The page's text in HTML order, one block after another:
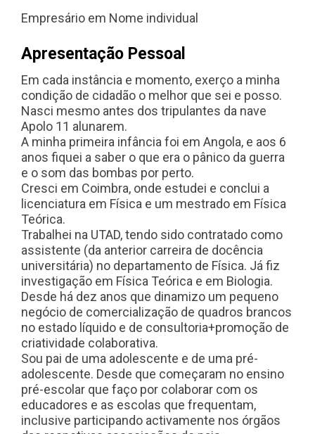
Empresário em Nome individual
Apresentação Pessoal
Em cada instância e momento, exerço a minha
condição de cidadão o melhor que sei e posso.
Nasci mesmo antes dos tripulantes da nave
Apolo 11 alunarem.
A minha primeira infância foi em Angola, e aos 6
anos fiquei a saber o que era o pânico da guerra
e o som das bombas por perto.
Cresci em Coimbra, onde estudei e conclui a
licenciatura em Física e um mestrado em Física
Teórica.
Trabalhei na UTAD, tendo sido contratado como
assistente (da anterior carreira de docência
universitária) no departamento de Física. Já fiz
investigação em Física Teórica e em Biologia.
Desde há dez anos que dinamizo um pequeno
negócio de comercialização de quadros brancos
no estado líquido e de consultoria+promoção de
criatividade colaborativa.
Sou pai de uma adolescente e de uma pré-
adolescente. Desde que começaram no ensino
pré-escolar que faço por colaborar com os
educadores e as escolas que frequentam,
inclusive participando activamente nos órgãos